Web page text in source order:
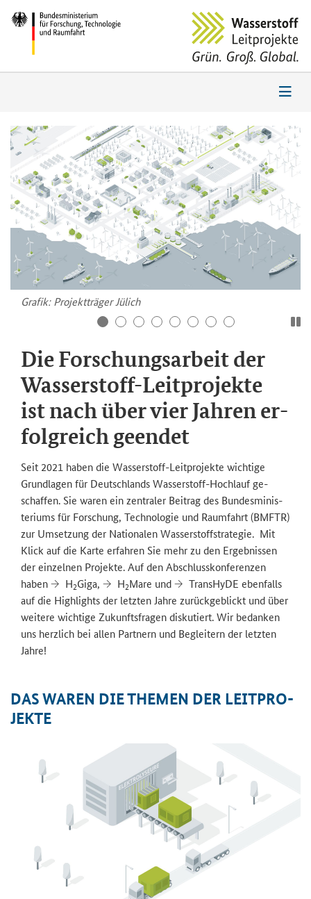
Gra­fik: Pro­jekt­trä­ger Jü­lich
Die For­schungs­ar­beit der
Wasserstoff-​Leitprojekte
ist nach über vier Jah­ren er­
folg­reich ge­en­det
Seit 2021 haben die Wasserstoff-​Leitprojekte wich­ti­ge
Grund­la­gen für Deutsch­lands Wasserstoff-​Hochlauf ge­
schaf­fen. Sie waren ein zen­tra­ler Bei­trag des Bun­des­mi­nis­
te­ri­ums für For­schung, Tech­no­lo­gie und Raum­fahrt (BMFTR)
zur Um­set­zung der Na­tio­na­len Was­ser­stoff­stra­te­gie. Mit
Klick auf die Karte er­fah­ren Sie mehr zu den Er­geb­nis­sen
der ein­zel­nen Pro­jek­te. Auf den Ab­schluss­kon­fe­ren­zen
haben
H2Giga, H2Mare und Trans­HyDE eben­falls
auf die High­lights der letz­ten Jahre zu­rück­ge­blickt und über
wei­te­re wich­ti­ge Zu­kunfts­fra­gen dis­ku­tiert. Wir be­dan­ken
uns herz­lich bei allen Part­nern und Be­glei­tern der letz­ten
Jahre!
DAS WAREN DIE THE­MEN DER LEIT­PRO­
JEK­TE